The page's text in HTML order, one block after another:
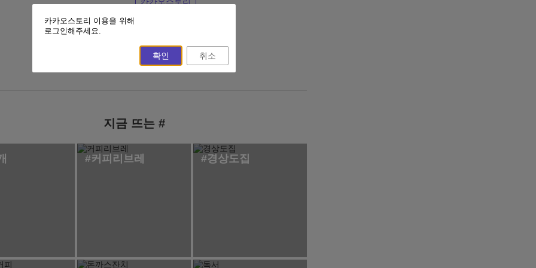
이전 페이지
지금 뜨는 #
#커피리브레 #경상도집
카카오스토리 이용을 위해
로그인해주세요.
확인 취소